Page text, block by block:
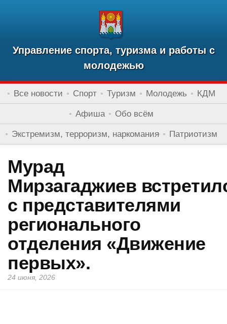
Управление спорта, туризма и работы с
молодежью
Все новости Спорт Туризм Молодежь КДМ
Афиша Обо всём
Экстремизм, терроризм, наркомания Патриотизм
Мурад
Мирзагаджиев
с представителями
регионального
отделения «Движение
первых».
24 июня, 2026